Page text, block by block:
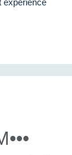
expérience